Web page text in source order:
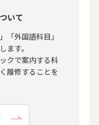
いて
「外国語科目」
ます。
クで案内する科
履修することを